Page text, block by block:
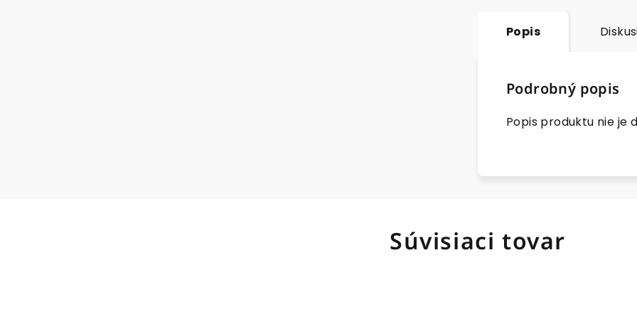
Popis
Podrobný popis
Popis produktu nie je
Súvisiaci tovar